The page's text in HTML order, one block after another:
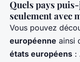
Quels pays
seulement avec
Vous pouvez
européenne ainsi
états européens :